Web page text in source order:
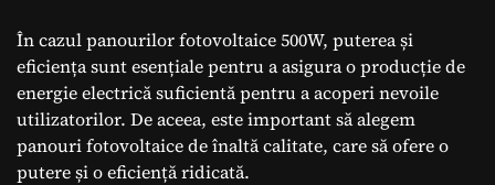
În cazul panourilor fotovoltaice 500W, puterea și
eficiența sunt esențiale pentru a asigura o producție de
energie electrică suficientă pentru a acoperi nevoile
utilizatorilor. De aceea, este important să alegem
panouri fotovoltaice de înaltă calitate, care să ofere o
putere și o eficiență ridicată.